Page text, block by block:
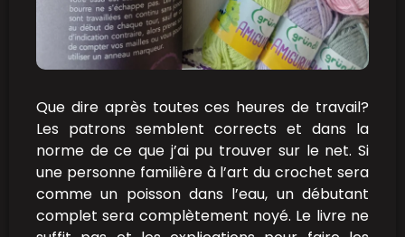
Que dire après toutes ces heures de travail?
Les patrons semblent corrects et dans la
norme de ce que j’ai pu trouver sur le net. Si
une personne familière à l’art du crochet sera
comme un poisson dans l’eau, un débutant
complet sera complètement noyé. Le livre ne